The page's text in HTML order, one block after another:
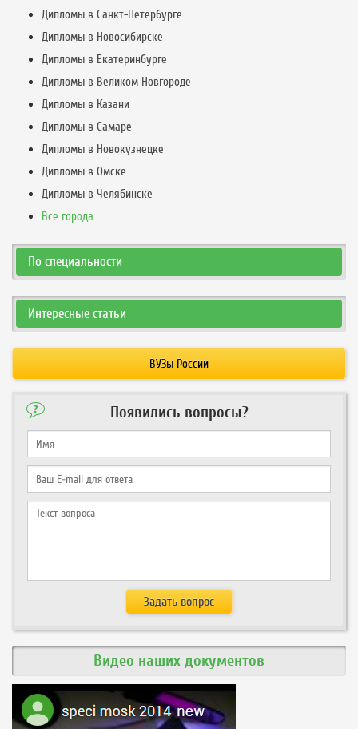
Дипломы в Санкт-Петербурге
Дипломы в Новосибирске
Дипломы в Екатеринбурге
Дипломы в Великом Новгороде
Дипломы в Казани
Дипломы в Самаре
Дипломы в Новокузнецке
Дипломы в Омске
Дипломы в Челябинске
Все города
По специальности
Интересные статьи
ВУЗы России
Появились вопросы?
Видео наших документов